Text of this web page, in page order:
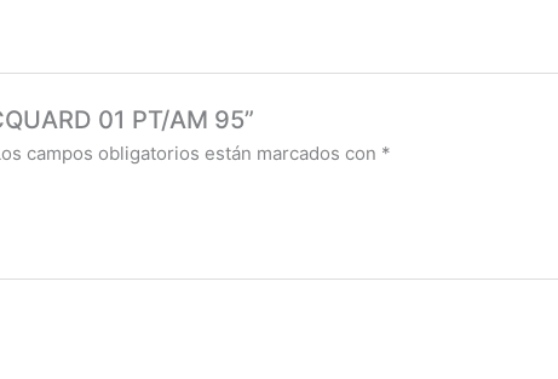
01 PT/AM 95”
campos obligatorios están marcados con *